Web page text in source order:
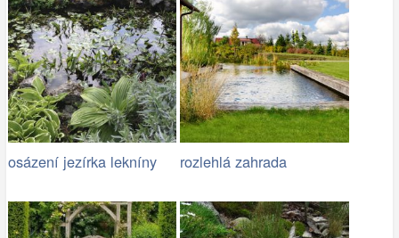
osázení jezírka lekníny rozlehlá zahrada